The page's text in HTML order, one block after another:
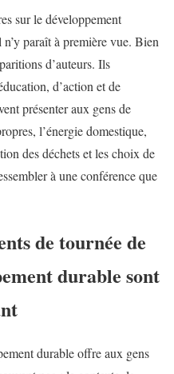
sur le développement
paraît à première vue. Bien
d’auteurs. Ils
d’action et de
présenter aux gens de
l’énergie domestique,
des déchets et les choix de
à une conférence que
de tournée de
durable sont
durable offre aux gens